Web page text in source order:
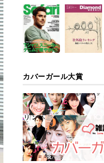
カバーガール大賞